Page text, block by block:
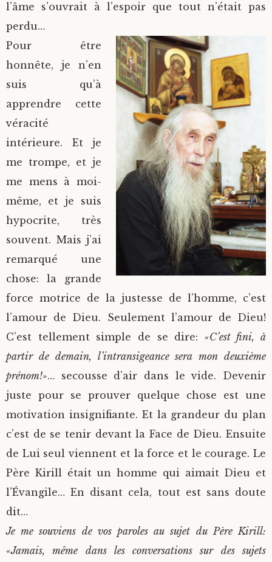
l’âme s’ouvrait à l’espoir que tout n’était pas
perdu…
Pour être
honnête, je n’en
suis qu’à
apprendre cette
véracité
intérieure. Et je
me trompe, et je
me mens à moi-
même, et je suis
hypocrite, très
souvent. Mais j’ai
remarqué une
chose: la grande
force motrice de la justesse de l’homme, c’est
l’amour de Dieu. Seulement l’amour de Dieu!
C’est tellement simple de se dire: «C’est fini, à
partir de demain, l’intransigeance sera mon deuxième
prénom!»… secousse d’air dans le vide. Devenir
juste pour se prouver quelque chose est une
motivation insignifiante. Et la grandeur du plan
c’est de se tenir devant la Face de Dieu. Ensuite
de Lui seul viennent et la force et le courage. Le
Père Kirill était un homme qui aimait Dieu et
l’Évangile… En disant cela, tout est sans doute
dit…
Je me souviens de vos paroles au sujet du Père Kirill:
«Jamais, même dans les conversations sur des sujets